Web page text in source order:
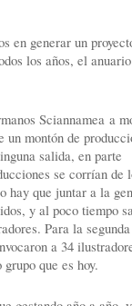
en generar un
los años, el
Sciannamea a
un montón de
salida, en parte
se corrían de
hay que juntar a la
y al poco tiempo
Para la segunda
a 34
que es hoy.